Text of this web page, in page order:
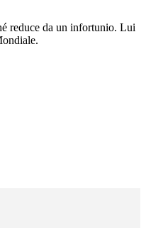
reduce da un infortunio. Lui